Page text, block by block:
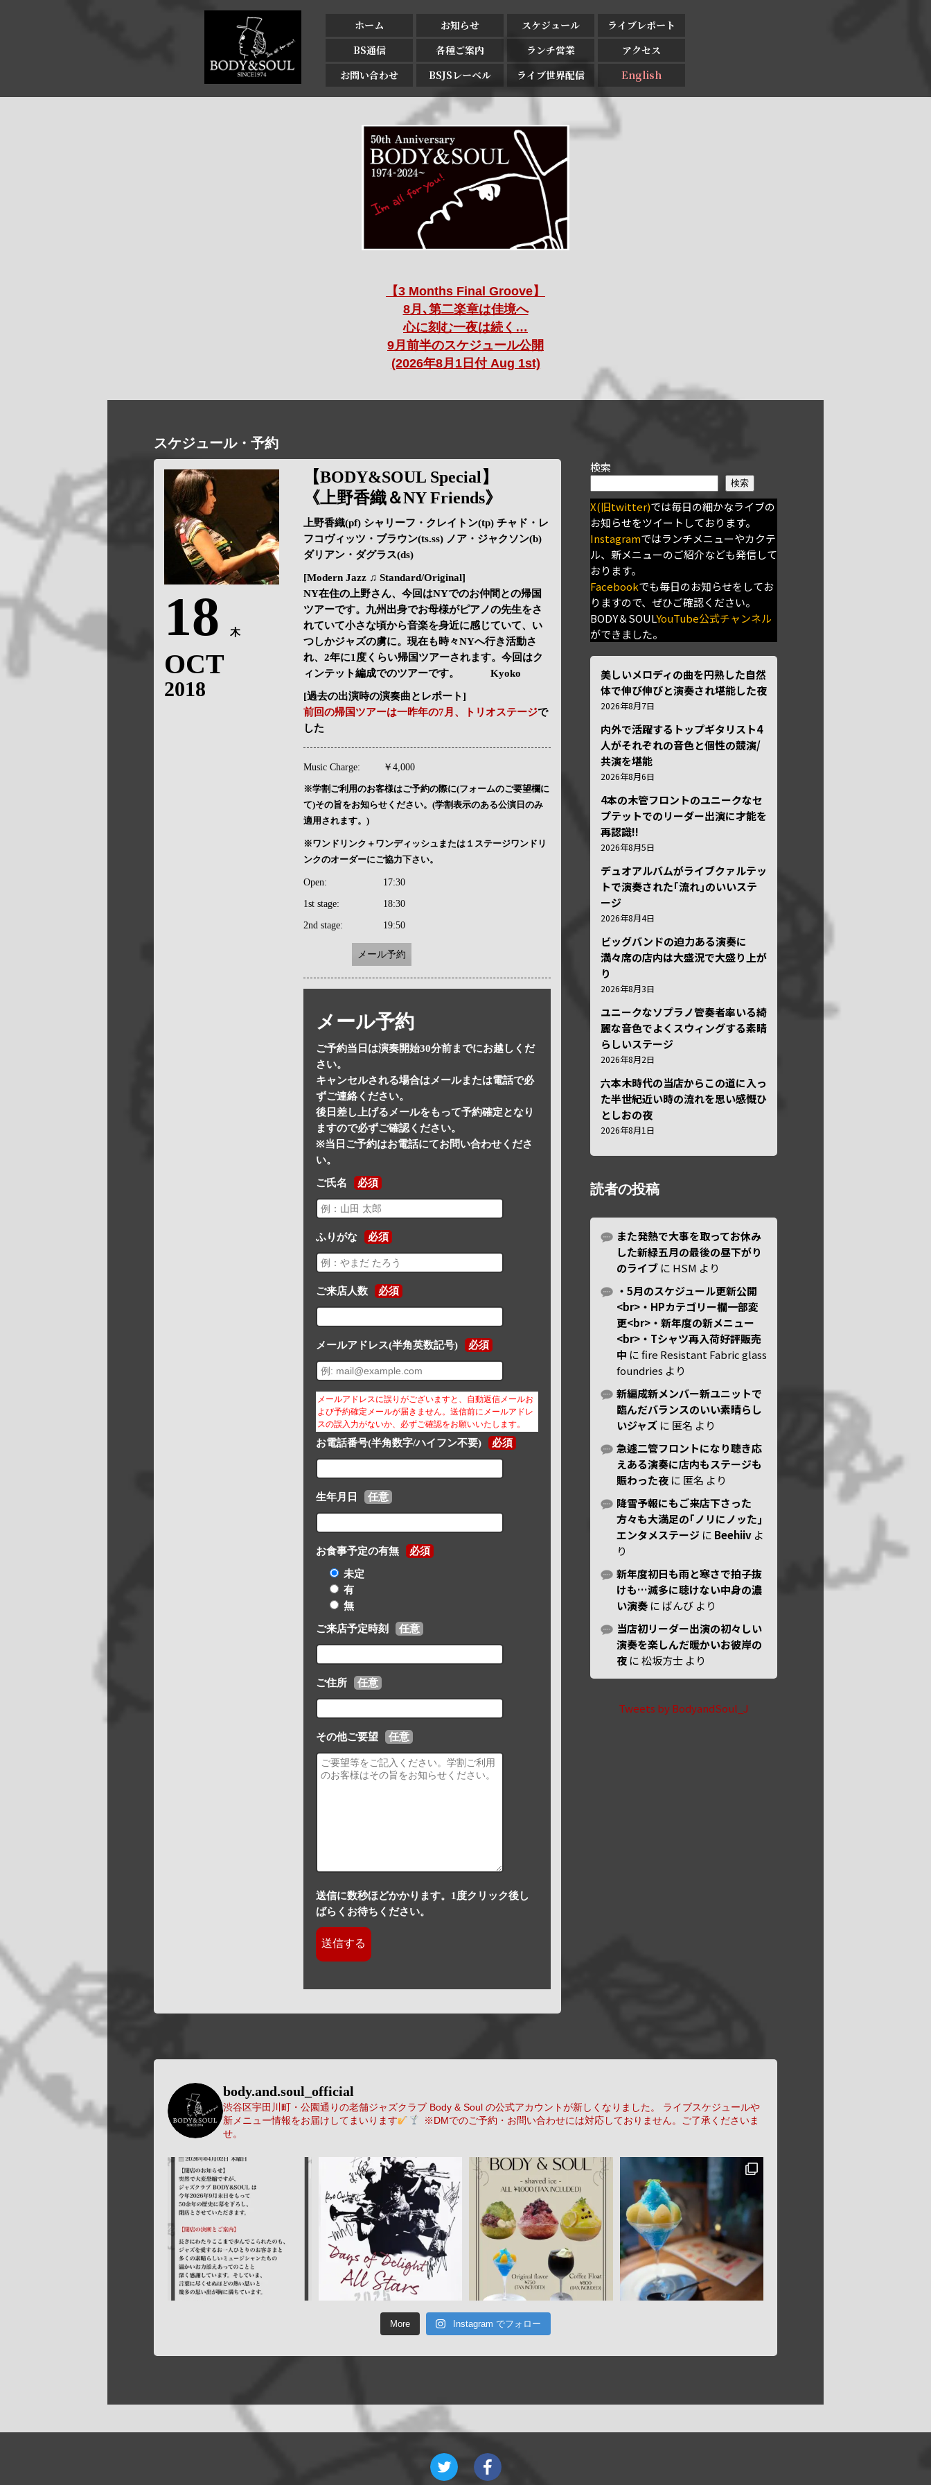
ホーム お知らせ スケジュール
ライブレポート
BS通信
各種ご案内 ランチ営業
アクセス
お問い合わせ
BSJSレーベル ライブ世界配信 English
【3 Months Final Groove】
8月､第二楽章は佳境へ
心に刻む一夜は続く…
9月前半のスケジュール公開
(2026年8月1日付 Aug 1st)
スケジュール・予約
18 木
OCT
2018
【BODY&SOUL Special】
《上野香織＆NY Friends》
上野香織(pf) シャリーフ・クレイトン(tp) チャド・レ
フコヴィッツ・ブラウン(ts.ss) ノア・ジャクソン(b)
ダリアン・ダグラス(ds)
[Modern Jazz ♫ Standard/Original]
NY在住の上野さん、今回はNYでのお仲間との帰国
ツアーです。九州出身でお母様がピアノの先生をさ
れていて小さな頃から音楽を身近に感じていて、い
つしかジャズの虜に。現在も時々NYへ行き活動さ
れ、2年に1度くらい帰国ツアーされます。今回はク
ィンテット編成でのツアーです。 Kyoko
[過去の出演時の演奏曲とレポート]
前回の帰国ツアーは一昨年の7月、トリオステージで
した
Music Charge: ￥4,000
※学割ご利用のお客様はご予約の際に(フォームのご要望欄に
て)その旨をお知らせください。(学割表示のある公演日のみ
適用されます。)
※ワンドリンク＋ワンディッシュまたは１ステージワンドリ
ンクのオーダーにご協力下さい。
Open: 17:30
1st stage: 18:30
2nd stage: 19:50
メール予約
メール予約
ご予約当日は演奏開始30分前までにお越しくだ
さい。
キャンセルされる場合はメールまたは電話で必
ずご連絡ください。
後日差し上げるメールをもって予約確定となり
ますので必ずご確認ください。
※当日ご予約はお電話にてお問い合わせくださ
い。
ご氏名 必須
ふりがな 必須
ご来店人数 必須
メールアドレス(半角英数記号) 必須
メールアドレスに誤りがございますと、自動返信メールお
よび予約確定メールが届きません。送信前にメールアドレ
スの誤入力がないか、必ずご確認をお願いいたします。
お電話番号(半角数字/ハイフン不要) 必須
生年月日 任意
お食事予定の有無 必須
未定
有
無
ご来店予定時刻 任意
ご住所 任意
その他ご要望 任意
送信に数秒ほどかかります。1度クリック後し
ばらくお待ちください。
検索
検索
X(旧twitter)では毎日の細かなライブの
お知らせをツイートしております。
Instagramではランチメニューやカクテ
ル、新メニューのご紹介なども発信して
おります。
Facebookでも毎日のお知らせをしてお
りますので、ぜひご確認ください。
BODY＆SOULYouTube公式チャンネル
ができました。
美しいメロディの曲を円熟した自然
体で伸び伸びと演奏され堪能した夜
2026年8月7日
内外で活躍するトップギタリスト4
人がそれぞれの音色と個性の競演/
共演を堪能
2026年8月6日
4本の木管フロントのユニークなセ
プテットでのリーダー出演に才能を
再認識!!
2026年8月5日
デュオアルバムがライブクァルテッ
トで演奏された｢流れ｣のいいステ
ージ
2026年8月4日
ビッグバンドの迫力ある演奏に
満々席の店内は大盛況で大盛り上が
り
2026年8月3日
ユニークなソプラノ管奏者率いる綺
麗な音色でよくスウィングする素晴
らしいステージ
2026年8月2日
六本木時代の当店からこの道に入っ
た半世紀近い時の流れを思い感慨ひ
としおの夜
2026年8月1日
読者の投稿
また発熱で大事を取ってお休み
した新緑五月の最後の昼下がり
のライブ に HSM より
・5月のスケジュール更新公開
<br>・HPカテゴリー欄一部変
更<br>・新年度の新メニュー
<br>・Tシャツ再入荷好評販売
中 にfire Resistant Fabric glass
foundries より
新編成新メンバー新ユニットで
臨んだバランスのいい素晴らし
いジャズ に 匿名 より
急遽二管フロントになり聴き応
えある演奏に店内もステージも
賑わった夜 に 匿名 より
降雪予報にもご来店下さった
方々も大満足の｢ノリにノッた｣
エンタメステージ に Beehiiv よ
り
新年度初日も雨と寒さで拍子抜
けも…滅多に聴けない中身の濃
い演奏 に ばんび より
当店初リーダー出演の初々しい
演奏を楽しんだ暖かいお彼岸の
夜 に松坂方士 より
Tweets by BodyandSoul_J
body.and.soul_official
渋谷区宇田川町・公園通りの老舗ジャズクラブ Body & Soul の公式アカウントが新しくなりました。
ライブスケジュールや
新メニュー情報をお届けしてまいります
※DMでのご予約・お問い合わせには対応しておりません。ご了承くださいま
せ。
More Instagram でフォロー